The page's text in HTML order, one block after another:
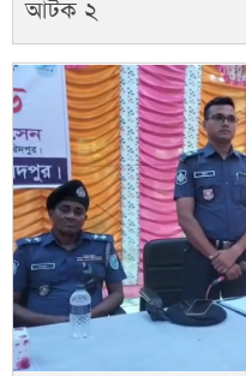
আটক ২